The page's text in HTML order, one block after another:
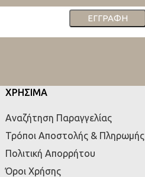
ΕΓΓΡΑΦΉ
ΧΡΗΣΙΜΑ
Αναζήτηση Παραγγελίας
Τρόποι Αποστολής & Πληρωμής
Πολιτική Απορρήτου
Όροι Χρήσης